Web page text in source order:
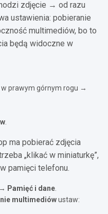
zdjęcie → od razu
ustawienia: pobieranie
multimediów, bo to
będą widoczne w
prawym górnym rogu →
ma pobierać zdjęcia
„klikać w miniaturkę”,
pamięci telefonu.
Pamięć i dane
multimediówustaw: